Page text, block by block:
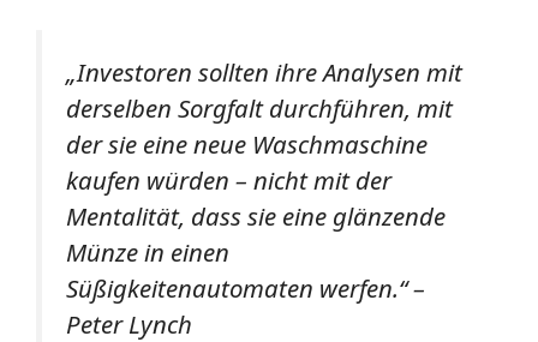
„Investoren sollten ihre Analysen mit
derselben Sorgfalt durchführen, mit
der sie eine neue Waschmaschine
kaufen würden – nicht mit der
Mentalität, dass sie eine glänzende
Münze in einen
Süßigkeitenautomaten werfen.“ –
Peter Lynch